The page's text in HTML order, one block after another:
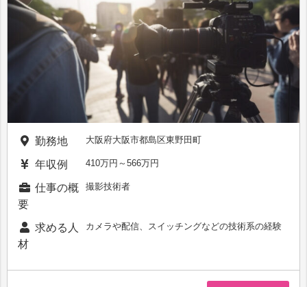
勤務地 大阪府大阪市都島区東野田町
年収例 410万円～566万円
仕事の概
要
撮影技術者
求める人
材
カメラや配信、スイッチングなどの技術系の経験